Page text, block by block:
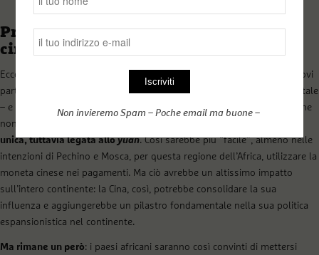
Presenza militare russa in moneta
cinese: il cerchio si stringe
Ecco allora, che il progetto e l’intesa tra Russia – che ha acquisito nuovi
partner scelti tra i vecchi alleati della Francia proprio in Africa occidentale
– e la Cina che ha una presenza commerciale consolidata in Africa e che
non teme rivali, potrebbe riportare in auge il progetto della
unica, tuttavia legata alloyuan. Così sarebbe più “facile”, almeno nelle
intenzioni di Pechino e Mosca, per questa regione dell’Africa, utilizzare la
moneta cinese nei pagamenti. Ma ciò avrebbe un altissimo impatto
sull’intero continente: la Cina, così, potrebbe consolidare la sua
influenza e aggiungerebbe un pilastro fondamentale nella sua politica
espansionistica nel continente.
Ma rimane un però: i paesi africani saranno così convinti di mettersi
Non invieremo Spam – Poche email ma buone –